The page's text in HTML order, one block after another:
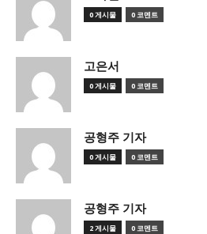
0 게시물 0 코멘트
고은서
0 게시물 0 코멘트
공형주 기자
0 게시물 0 코멘트
공형주 기자
2 게시물 0 코멘트